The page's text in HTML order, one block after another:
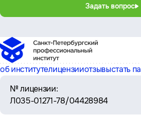
Задать вопрос
об институтелицензииотзывыстать
№ лицензии:
Л035-01271-78/04428984